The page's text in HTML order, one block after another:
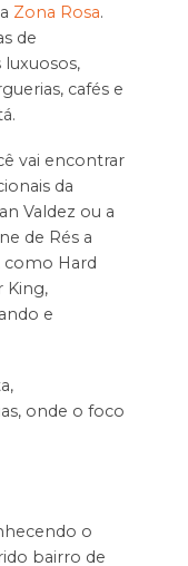
Zona Rosa.
de
cafés e
vai encontrar
da
Valdez ou a
de Rés a
como Hard
King,
e
onde o foco
o
bairro de